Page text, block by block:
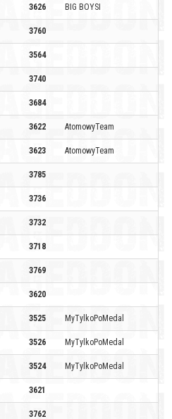
3626 BIG BOYSI
3760
3564
3740
3684
3622 AtomowyTeam
3623 AtomowyTeam
3785
3736
3732
3718
3769
3620
3525 MyTylkoPoMedal
3526 MyTylkoPoMedal
3524 MyTylkoPoMedal
3621
3762